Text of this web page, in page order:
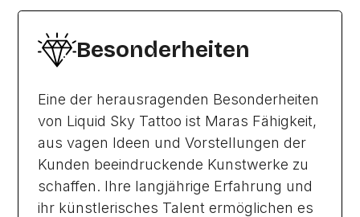
Besonderheiten
Eine der herausragenden Besonderheiten
von Liquid Sky Tattoo ist Maras Fähigkeit,
aus vagen Ideen und Vorstellungen der
Kunden beeindruckende Kunstwerke zu
schaffen. Ihre langjährige Erfahrung und
ihr künstlerisches Talent ermöglichen es